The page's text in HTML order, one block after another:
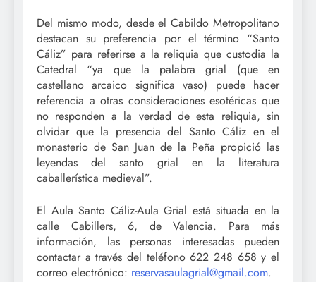
Del mismo modo, desde el Cabildo Metropolitano
destacan su preferencia por el término “Santo
Cáliz” para referirse a la reliquia que custodia la
Catedral “ya que la palabra grial (que en
castellano arcaico significa vaso) puede hacer
referencia a otras consideraciones esotéricas que
no responden a la verdad de esta reliquia, sin
olvidar que la presencia del Santo Cáliz en el
monasterio de San Juan de la Peña propició las
leyendas del santo grial en la literatura
caballerística medieval”.
El Aula Santo Cáliz-Aula Grial está situada en la
calle Cabillers, 6, de Valencia. Para más
información, las personas interesadas pueden
contactar a través del teléfono 622 248 658 y el
correo electrónico: reservasaulagrial@gmail.com.